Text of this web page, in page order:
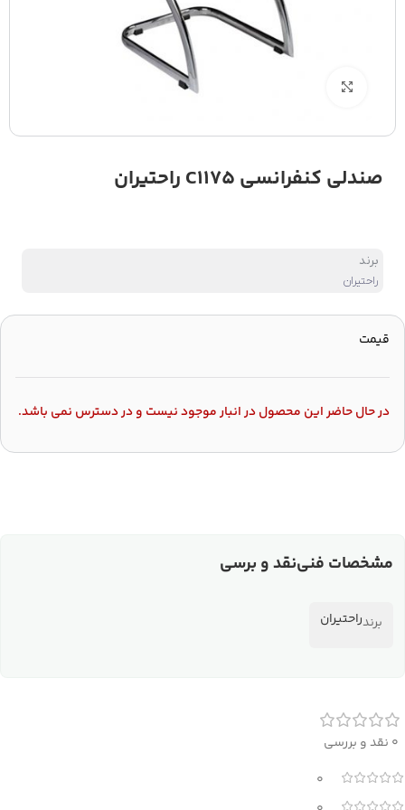
صندلی کنفرانسی C1175 راحتیران
برند
راحتیران
قیمت
در حال حاضر این محصول در انبار موجود نیست و در دسترس نمی باشد.
مشخصات فنینقد و برسی
برندراحتیران
0 نقد و بررسی
0